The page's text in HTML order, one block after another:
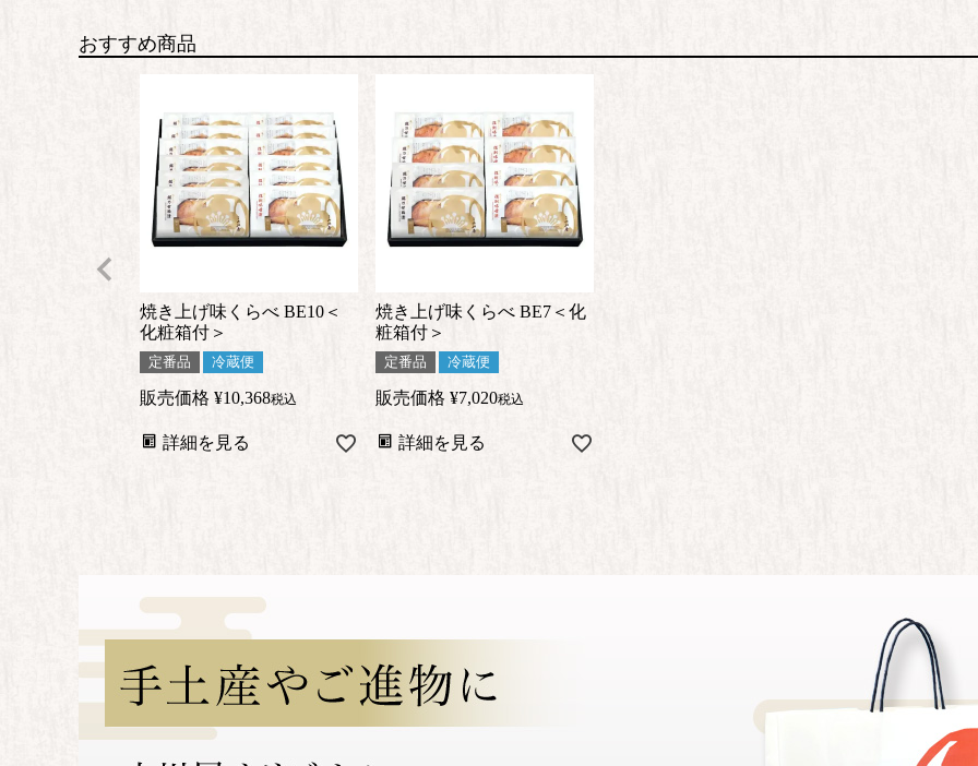
おすすめ商品
焼き上げ味くらべ BE10＜
化粧箱付＞
定番品 冷蔵便
販売価格 ¥10,368税込
詳細を見る
焼き上げ味くらべ BE7＜化
粧箱付＞
定番品 冷蔵便
販売価格 ¥7,020税込
詳細を見る